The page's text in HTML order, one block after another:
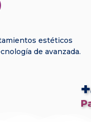
estéticos
de avanzada.